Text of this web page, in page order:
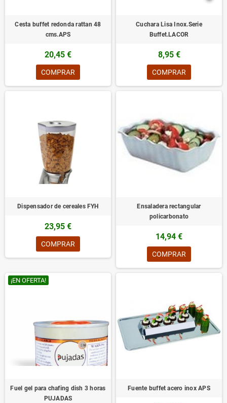
Cesta buffet redonda rattan 48
cms.APS
20,45 €
COMPRAR
Cuchara Lisa Inox.Serie
Buffet.LACOR
8,95 €
COMPRAR
Dispensador de cereales FYH
23,95 €
COMPRAR
Ensaladera rectangular
policarbonato
14,94 €
COMPRAR
¡EN OFERTA!
Fuel gel para chafing dish 3 horas
PUJADAS
Fuente buffet acero inox APS